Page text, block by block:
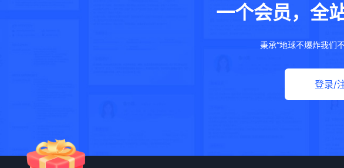
一个会员，全
秉承“地球不爆炸我们
登录/